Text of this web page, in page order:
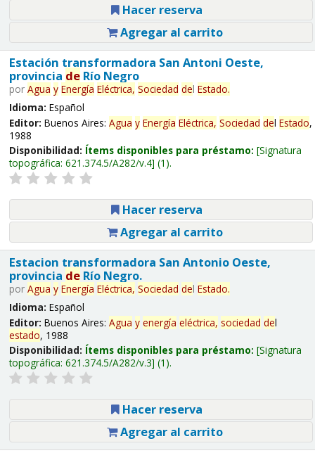
Hacer reserva
Agregar al carrito
Estación transformadora San Antoni Oeste,
provincia deRío Negro
por Agua y Energía Eléctrica, Sociedad del Estado.
Idioma: Español
Editor: Buenos Aires: Agua y Energía Eléctrica, Sociedad del Estado,
1988
Disponibilidad: Ítems disponibles para préstamo: Signatura
topográfica: 621.374.5/A282/v.4 (1).
Hacer reserva
Agregar al carrito
Estacion transformadora San Antonio Oeste,
provincia deRío Negro.
por Agua y Energía Eléctrica, Sociedad del Estado.
Idioma: Español
Editor: Buenos Aires: Agua y energía eléctrica, sociedad del
estado, 1988
Disponibilidad: Ítems disponibles para préstamo: Signatura
topográfica: 621.374.5/A282/v.3 (1).
Hacer reserva
Agregar al carrito